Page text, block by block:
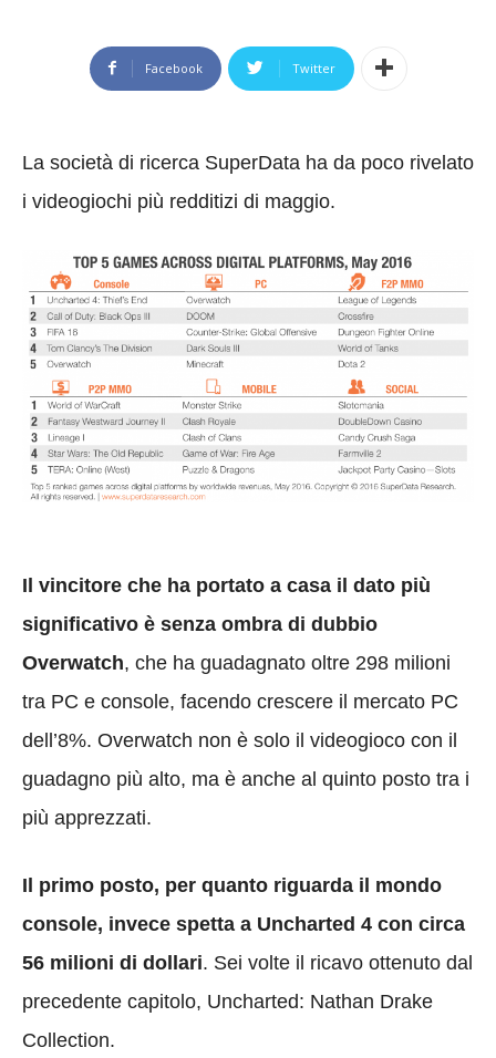
Facebook Twitter
La società di ricerca SuperData ha da poco rivelato
i videogiochi più redditizi di maggio.
Il vincitore che ha portato a casa il dato più
significativo è senza ombra di dubbio
Overwatch, che ha guadagnato oltre 298 milioni
tra PC e console, facendo crescere il mercato PC
dell’8%. Overwatch non è solo il videogioco con il
guadagno più alto, ma è anche al quinto posto tra i
più apprezzati.
Il primo posto, per quanto riguarda il mondo
console, invece spetta a Uncharted 4 con circa
56 milioni di dollari. Sei volte il ricavo ottenuto dal
precedente capitolo, Uncharted: Nathan Drake
Collection.